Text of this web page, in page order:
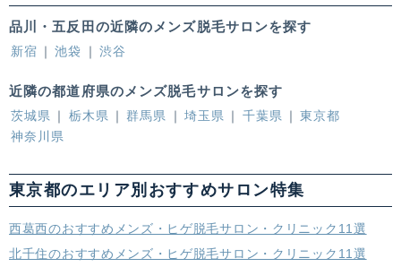
品川・五反田の近隣のメンズ脱毛サロンを探す
新宿 池袋 渋谷
近隣の都道府県のメンズ脱毛サロンを探す
茨城県 栃木県 群馬県 埼玉県 千葉県
東京都
神奈川県
東京都のエリア別おすすめサロン特集
西葛西のおすすめメンズ・ヒゲ脱毛サロン・クリニック11選
北千住のおすすめメンズ・ヒゲ脱毛サロン・クリニック11選